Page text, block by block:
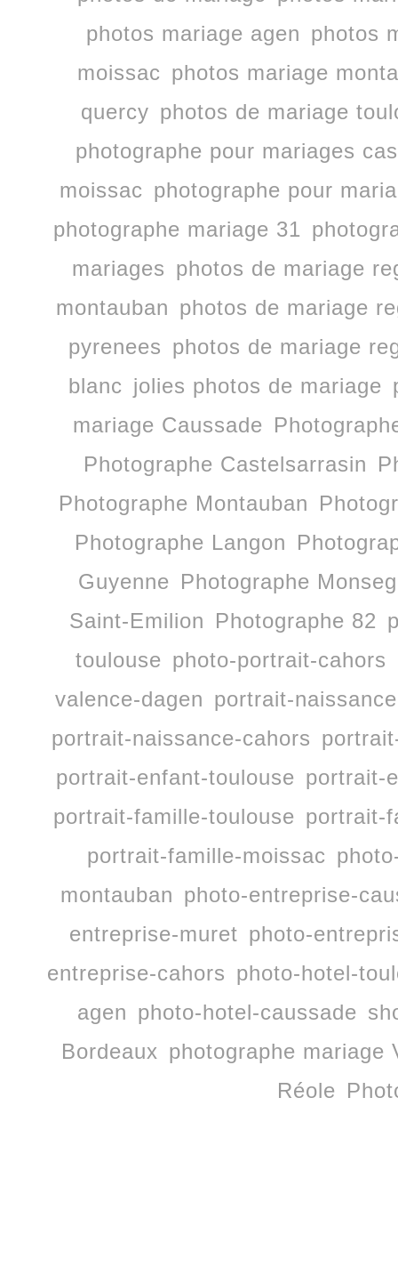
photos mariage agen photos
moissac photos mariage
quercy photos de mariage
photographe pour mariages
moissac photographe pour
photographe mariage 31
mariages photos de mariage
montauban photos de mariage
pyrenees photos de mariage
blanc jolies photos de mariage
mariage Caussade
Photographe Castelsarrasin
Photographe Montauban
Photographe Langon
Guyenne Photographe
Saint-Emilion Photographe 82
toulouse photo-portrait-cahors
valence-dagen portrait-
portrait-naissance-cahors
portrait-enfant-toulouse portrait-
portrait-famille-toulouse portrait-
portrait-famille-moissac
montauban photo-entreprise-
entreprise-muret photo-
entreprise-cahors photo-hotel-
agen photo-hotel-caussade
Bordeaux photographe mariage
Réole